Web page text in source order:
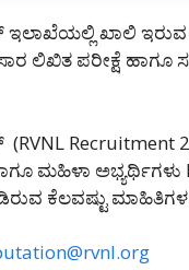
ಖಾಲಿ ಇರುವ
ಲಿಖಿತ ಪರೀಕ್ಷೆ ಹಾಗೂ
Recruitment
ಮಹಿಳಾ
ಕೆಲವಷ್ಟು